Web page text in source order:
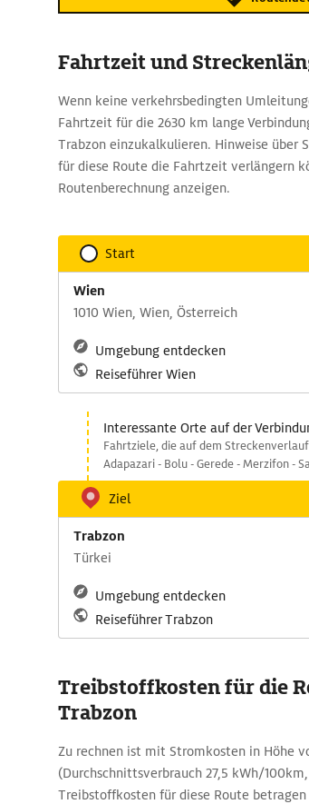
Fahrtzeit und
Wenn keine verkehrsbedingten
Fahrtzeit für die 2630 km lange
Trabzon einzukalkulieren. Hinweise über
für diese Route die Fahrtzeit verlängern
Routenberechnung anzeigen.
Start
Wien
1010 Wien, Wien, Österreich
Umgebung entdecken
Reiseführer Wien
Interessante Orte auf der
Fahrtziele, die auf dem
Adapazari - Bolu - Gerede - Merzifon -
Ziel
Trabzon
Türkei
Umgebung entdecken
Reiseführer Trabzon
Treibstoffkosten für die
Trabzon
Zu rechnen ist mit Stromkosten in Höhe
(Durchschnittsverbrauch 27,5 kWh/
Treibstoffkosten für diese Route